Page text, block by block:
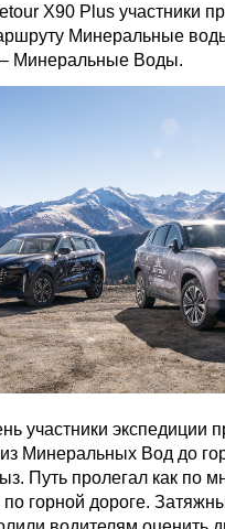
X90 Plus участники
Минеральные
– Минеральные Воды.
участники экспедиции
Минеральных Вод до
Путь пролегал как по
по горной дороге.